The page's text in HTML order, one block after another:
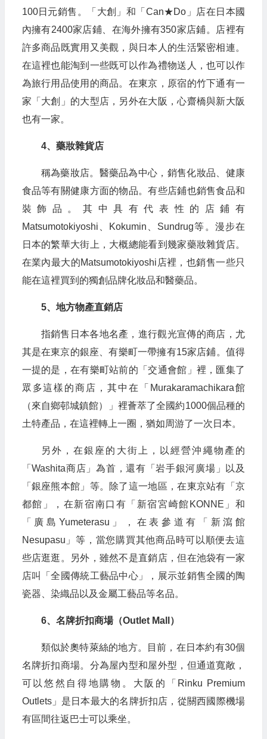
100日元銷售。「大創」和「Can★Do」店在日本國
內擁有2400家店鋪、在海外擁有350家店鋪。店裡有
許多商品既實用又美觀，與日本人的生活緊密相連。
在這裡也能淘到一些既可以作為禮物送人，也可以作
為旅行用品使用的商品。在東京，原宿的竹下通有一
家「大創」的大型店，另外在大阪，心齋橋與新大阪
也有一家。
4、藥妝雜貨店
稱為藥妝店。醫藥品為中心，銷售化妝品、健康
食品等有關健康方面的物品。有些店鋪也銷售食品和
裝飾品。其中具有代表性的店鋪有
Matsumotokiyoshi、Kokumin、Sundrug等。漫步在
日本的繁華大街上，大概總能看到幾家藥妝雜貨店。
在業內最大的Matsumotokiyoshi店裡，也銷售一些只
能在這裡買到的獨創品牌化妝品和醫藥品。
5、地方物產直銷店
指銷售日本各地名產，進行觀光宣傳的商店，尤
其是在東京的銀座、有樂町一帶擁有15家店鋪。值得
一提的是，在有樂町站前的「交通會館」裡，匯集了
眾多這樣的商店，其中在「Murakaramachikara館
（來自鄉邨城鎮館）」裡薈萃了全國約1000個品種的
土特產品，在這裡轉上一圈，猶如周游了一次日本。
另外，在銀座的大街上，以經營沖繩物產的
「Washita商店」為首，還有「岩手銀河廣場」以及
「銀座熊本館」等。除了這一地區，在東京站有「京
都館」，在新宿南口有「新宿宮崎館KONNE」和
「廣島Yumeterasu」，在表參道有「新瀉館
Nesupasu」等，當您購買其他商品時可以順便去這
些店逛逛。另外，雖然不是直銷店，但在池袋有一家
店叫「全國傳統工藝品中心」，展示並銷售全國的陶
瓷器、染織品以及金屬工藝品等名品。
6、名牌折扣商場（Outlet Mall）
類似於奧特萊絲的地方。目前，在日本約有30個
名牌折扣商場。分為屋內型和屋外型，但通道寬敞，
可以悠然自得地購物。大阪的「Rinku Premium
Outlets」是日本最大的名牌折扣店，從關西國際機場
有區間往返巴士可以乘坐。